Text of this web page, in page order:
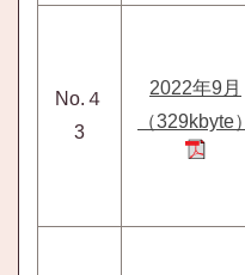
No.４
3
2022年9月
（329kbyte）